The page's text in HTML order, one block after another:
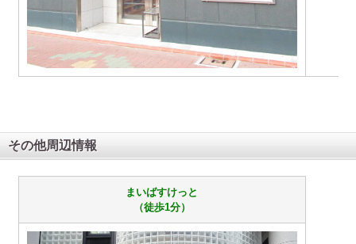
その他周辺情報
まいばすけっと
（徒歩1分）